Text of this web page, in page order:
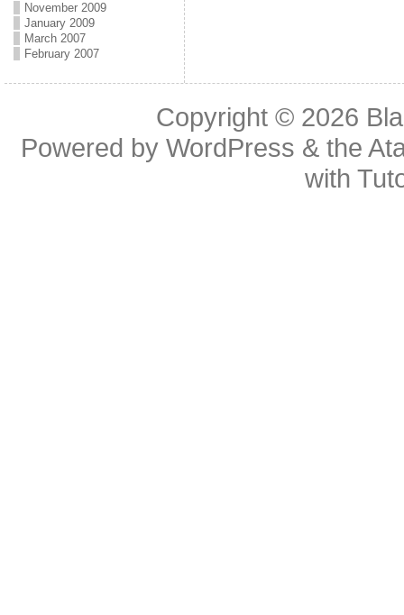
November 2009
January 2009
March 2007
February 2007
Copyright © 2026
Powered byWordPress & the
with